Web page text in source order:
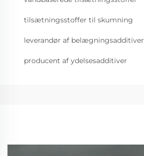
tilsætningsstoffer til skumning
leverandør af belægningsadditiver
producent af ydelsesadditiver